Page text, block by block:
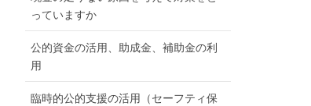
っていますか
公的資金の活用、助成金、補助金の利
用
臨時的公的支援の活用（セーフティ保